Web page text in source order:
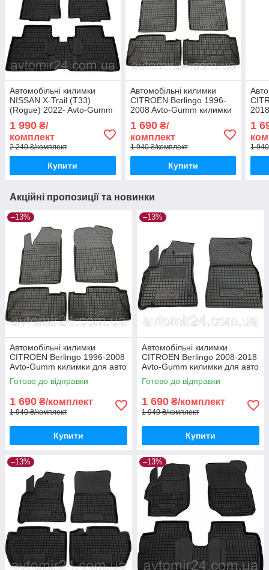
Автомобільні килимки
NISSAN X-Trail (T33)
(Rogue) 2022- Avto-Gumm
Х-Трейл (Т33) (Рог) 2022-
Автогум
1 990 ₴/
комплект
2 240 ₴/комплект
Купити
Автомобільні килимки
CITROEN Berlingo 1996-
2008 Avto-Gumm килимки
Берлінго 1996-2008
Автогум
1 690₴/
комплект
1 940 ₴/комплект
Купити
1
1
Акційні пропозиції та новинки
–13%
Автомобільні килимки
CITROEN Berlingo 1996-2008
Avto-Gumm килимки для авто
СІТРОЕН Берлінго 1996-2008
Автогум
Готово до відправки
1 690 ₴/комплект
1 940 ₴/комплект
Купити
–13%
Автомобільні килимки
CITROEN Berlingo 2008-2018
Avto-Gumm килимки для авто
СІТРОЕН Берлінго 2008-2018
Автогум
Готово до відправки
1 690 ₴/комплект
1 940 ₴/комплект
Купити
–13% –13%